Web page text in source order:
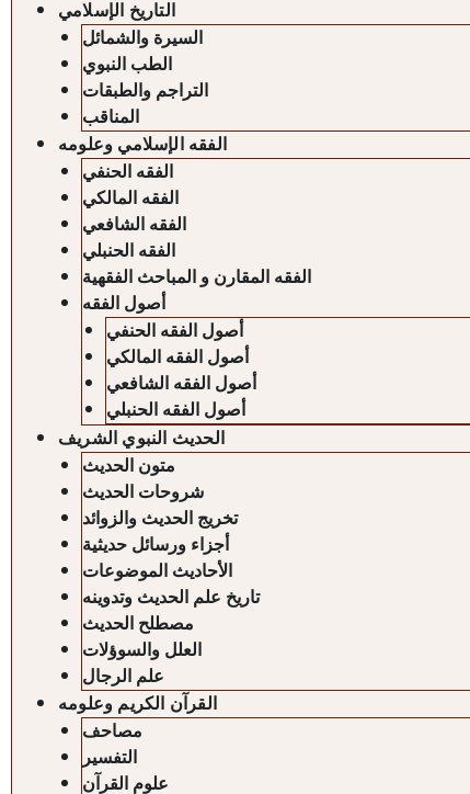
التاريخ الإسلامي
السيرة والشمائل
الطب النبوي
التراجم والطبقات
المناقب
الفقه الإسلامي وعلومه
الفقه الحنفي
الفقه المالكي
الفقه الشافعي
الفقه الحنبلي
الفقه المقارن و المباحث الفقهية
أصول الفقه
أصول الفقه الحنفي
أصول الفقه المالكي
أصول الفقه الشافعي
أصول الفقه الحنبلي
الحديث النبوي الشريف
متون الحديث
شروحات الحديث
تخريج الحديث والزوائد
أجزاء ورسائل حديثية
الأحاديث الموضوعات
تاريخ علم الحديث وتدوينه
مصطلح الحديث
العلل والسوؤلات
علم الرجال
القرآن الكريم وعلومه
مصاحف
التفسير
علوم القرآن